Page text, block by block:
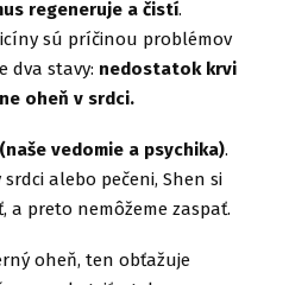
regeneruje a čistí.
sú príčinou problémov
dva stavy: nedostatok krvi
oheň v srdci.
vedomie a psychika).
alebo pečeni, Shen si
a preto nemôžeme zaspať.
oheň, ten obťažuje